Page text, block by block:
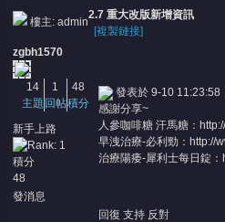
憶
›
樓主: admin
2.7 重大改版新增資訊
[複製鏈接]
zgbh1570
14
主題
1
回帖
48
積分
新手上路
積分
48
發消息
發表於 9-10 11:23:58
感謝分享~
人參咖啡糖 汗馬糖：
早洩治療-必利勁： http://
治療陽痿-犀利士每日錠：
回復 支持 反對